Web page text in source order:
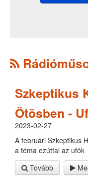
Szkeptikus
Ötösben -
2023-02-27
A februári Szkeptikus
a téma ezúttal az ufók
Tovább